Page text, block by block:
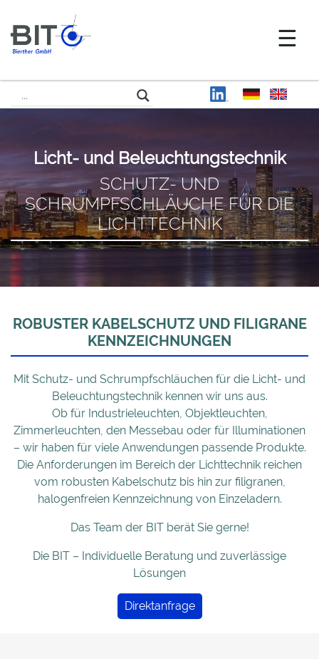
Licht- und Beleuchtungstechnik
SCHUTZ- UND
SCHRUMPFSCHLÄUCHE FÜR DIE
LICHTTECHNIK
ROBUSTER KABELSCHUTZ UND FILIGRANE
KENNZEICHNUNGEN
Mit Schutz- und Schrumpfschläuchen für die Licht- und
Beleuchtungstechnik kennen wir uns aus.
Ob für Industrieleuchten, Objektleuchten,
Zimmerleuchten, den Messebau oder für Illuminationen
– wir haben für viele Anwendungen passende Produkte.
Die Anforderungen im Bereich der Lichttechnik reichen
vom robusten Kabelschutz bis hin zur filigranen,
halogenfreien Kennzeichnung von Einzeladern.
Das Team der BIT berät Sie gerne!
Die BIT – Individuelle Beratung und zuverlässige
Lösungen
Direktanfrage